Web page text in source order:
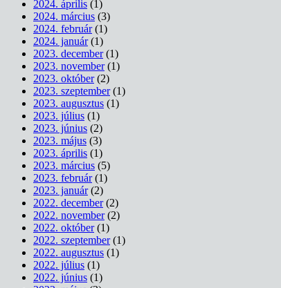
2024. április (1)
2024. március (3)
2024. február(1)
2024. január(1)
2023. december(1)
2023. november(1)
2023. október(2)
2023. szeptember(1)
2023. augusztus (1)
2023. július (1)
2023. június (2)
2023. május (3)
2023. április (1)
2023. március (5)
2023. február(1)
2023. január(2)
2022. december(2)
2022. november(2)
2022. október(1)
2022. szeptember(1)
2022. augusztus (1)
2022. július (1)
2022. június (1)